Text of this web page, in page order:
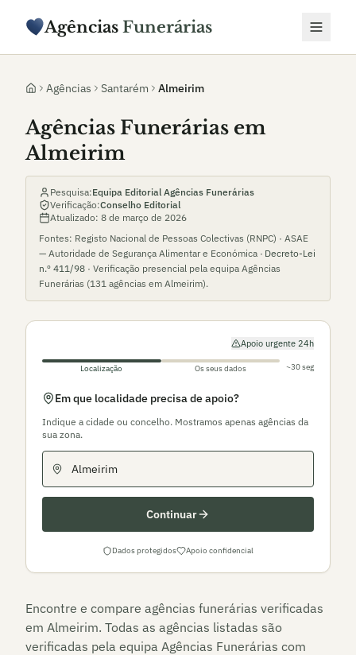
Agências Funerárias
Agências Santarém Almeirim
Agências Funerárias em
Almeirim
Pesquisa:Equipa Editorial Agências Funerárias
Verificação:Conselho Editorial
Atualizado: 8 de março de 2026
Fontes: Registo Nacional de Pessoas Colectivas (RNPC) · ASAE
— Autoridade de Segurança Alimentar e Económica · Decreto-Lei
n.º 411/98 · Verificação presencial pela equipa Agências
Funerárias (131 agências em Almeirim).
Apoio urgente 24h
Localização Os seus dados ~30 seg
Em que localidade precisa de apoio?
Indique a cidade ou concelho. Mostramos apenas agências da
sua zona.
Continuar
Dados protegidos Apoio confidencial
Encontre e compare agências funerárias verificadas
em Almeirim. Todas as agências listadas são
verificadas pela equipa Agências Funerárias com